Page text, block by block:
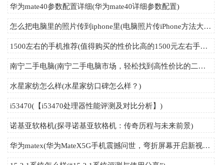
华为mate40参数配置详细(华为mate40详细参数配置)
怎么把电脑里的照片传到iphone里(电脑照片传iPhone方法大全！)
1500左右的手机推荐(值得购买的性价比高的1500元左右手机推荐)
南宁二手电脑(南宁二手电脑市场，轻松找到高性价比的二手笔记本、台式机、配件等！)
水星家纺怎么样(水星家纺口碑怎么样？)
i53470(【i53470处理器性能评测及对比分析】)
诺基亚软格机(探寻诺基亚软格机：传奇历程与未来前景)
华为matex(华为MateX5G手机震撼问世，弯折屏幕开启新视界！)